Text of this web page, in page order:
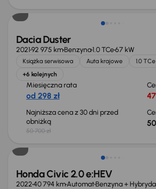
Dacia Duster
202192 975 kmBenzyna1.0 TCe67 kW
Książka serwisowa Auta krajowe 1.0 TCe
+6 kolejnych
Miesięczna rata
od 298 zł
Najniższa cena z 30 dni przed
obniżką
50 700 zł
Taniej o 2 000 zł
Honda Civic 2.0 e:HEV
202240 794 kmAutomatBenzyna + Hybryda